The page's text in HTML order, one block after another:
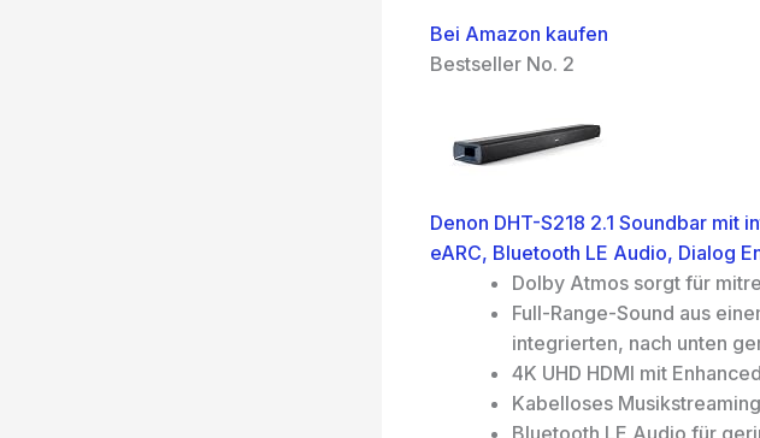
Bei Amazon kaufen
Bestseller No. 2
Denon DHT-S218 2.1 Soundbar mit
eARC, Bluetooth LE Audio, Dialog
Dolby Atmos sorgt für
Full-Range-Sound aus
integrierten, nach unten
4K UHD HDMI mit
Kabelloses